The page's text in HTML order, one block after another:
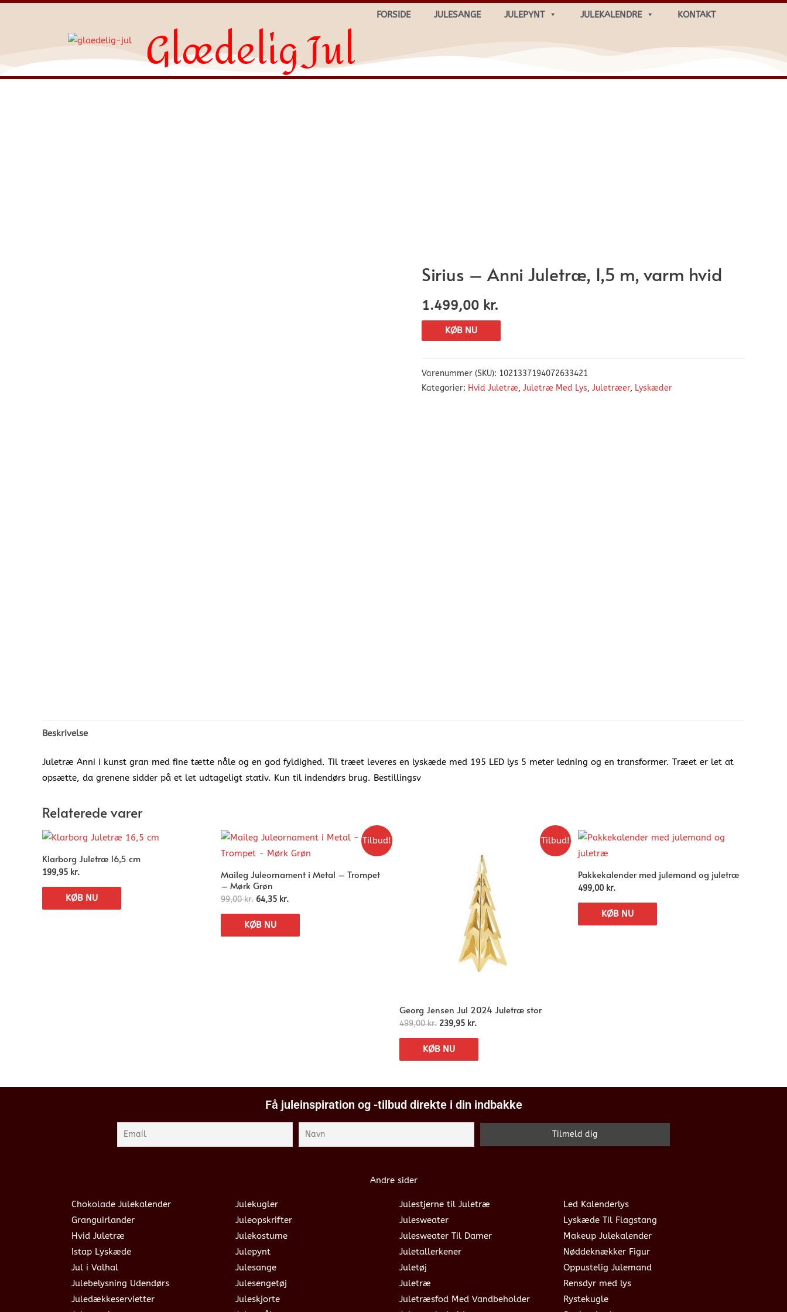
FORSIDE JULESANGE JULEPYNT JULEKALENDRE KONTAKT
Glædelig Jul
Sirius – Anni Juletræ, 1,5 m, varm hvid
1.499,00 kr.
KØB NU
Varenummer (SKU): 1021337194072633421
Kategorier: Hvid Juletræ, Juletræ Med Lys, Juletræer, Lyskæder
Beskrivelse
Juletræ Anni i kunst gran med fine tætte nåle og en god fyldighed. Til træet leveres en lyskæde med 195 LED lys 5 meter ledning og en transformer. Træet er let at
opsætte, da grenene sidder på et let udtageligt stativ. Kun til indendørs brug. Bestillingsv
Relaterede varer
Klarborg Juletræ 16,5 cm
199,95 kr.
KØB NU
Tilbud!
Maileg Juleornament i Metal – Trompet
– Mørk Grøn
99,00kr. 64,35 kr.
KØB NU
Tilbud!
Georg Jensen Jul 2024 Juletræ stor
499,00kr. 239,95 kr.
KØB NU
Pakkekalender med julemand og juletræ
499,00 kr.
KØB NU
Få juleinspiration og -tilbud direkte i din indbakke
Andre sider
Chokolade Julekalender
Granguirlander
Hvid Juletræ
Istap Lyskæde
Jul i Valhal
Julebelysning Udendørs
Juledækkeservietter
Julekugler
Juleopskrifter
Julekostume
Julepynt
Julesange
Julesengetøj
Juleskjorte
Julestjerne til Juletræ
Julesweater
Julesweater Til Damer
Juletallerkener
Juletøj
Juletræ
Juletræsfod Med Vandbeholder
Led Kalenderlys
Lyskæde Til Flagstang
Makeup Julekalender
Nøddeknækker Figur
Oppustelig Julemand
Rensdyr med lys
Rystekugle